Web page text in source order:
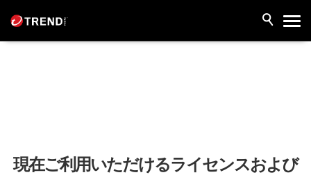
現在ご利用いただけるライセンスおよび